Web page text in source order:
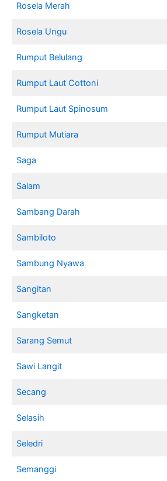
Rosela Merah
Rosela Ungu
Rumput Belulang
Rumput Laut Cottoni
Rumput Laut Spinosum
Rumput Mutiara
Saga
Salam
Sambang Darah
Sambiloto
Sambung Nyawa
Sangitan
Sangketan
Sarang Semut
Sawi Langit
Secang
Selasih
Seledri
Semanggi